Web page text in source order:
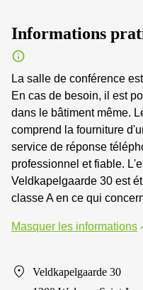
Informations
La salle de conférence
En cas de besoin, il est
dans le bâtiment même.
comprend la fourniture
service de réponse
professionnel et fiable.
Veldkapelgaarde 30 est
classe A en ce qui
Masquer les informations
Veldkapelgaarde 30